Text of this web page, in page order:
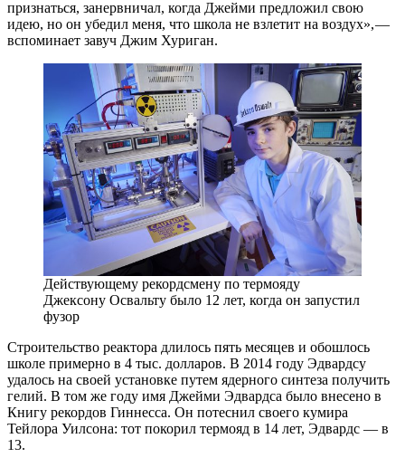
признаться, занервничал, когда Джейми предложил свою
идею, но он убедил меня, что школа не взлетит на воздух», —
вспоминает завуч Джим Хуриган.
Действующему рекордсмену по термояду
Джексону Освальту было 12 лет, когда он запустил
фузор
Строительство реактора длилось пять месяцев и обошлось
школе примерно в 4 тыс. долларов. В 2014 году Эдвардсу
удалось на своей установке путем ядерного синтеза получить
гелий. В том же году имя Джейми Эдвардса было внесено в
Книгу рекордов Гиннесса. Он потеснил своего кумира
Тейлора Уилсона: тот покорил термояд в 14 лет, Эдвардс — в
13.